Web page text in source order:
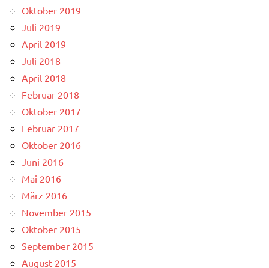
Oktober 2019
Juli 2019
April 2019
Juli 2018
April 2018
Februar 2018
Oktober 2017
Februar 2017
Oktober 2016
Juni 2016
Mai 2016
März 2016
November 2015
Oktober 2015
September 2015
August 2015